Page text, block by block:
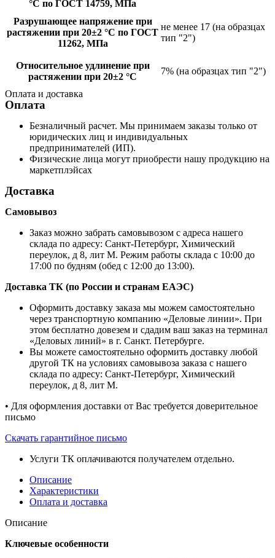
°C по ГОСТ 14759, МПа
Разрушающее напряжение при
растяжении при 20±2 °C по ГОСТ
11262, МПа
не менее 17 (на образцах
тип "2")
Относительное удлинение при
растяжении при 20±2 °C
7% (на образцах тип "2")
Оплата и доставка
Оплата
Безналичный расчет. Мы принимаем заказы только от
юридических лиц и индивидуальных
предпринимателей (ИП).
Физические лица могут приобрести нашу продукцию на
маркетплэйсах
Доставка
Самовывоз
Заказ можно забрать самовывозом с адреса нашего
склада по адресу: Санкт-Петербург, Химический
переулок, д 8, лит М. Режим работы склада с 10:00 до
17:00 по будням (обед с 12:00 до 13:00).
Доставка ТК (по России и странам ЕАЭС)
Оформить доставку заказа мы можем самостоятельно
через транспортную компанию «Деловые линии». При
этом бесплатно довезем и сдадим ваш заказ на терминал
«Деловых линий» в г. Санкт. Петербурге.
Вы можете самостоятельно оформить доставку любой
другой ТК на условиях самовывоза заказа с нашего
склада по адресу: Санкт-Петербург, Химический
переулок, д 8, лит М.
• Для оформления доставки от Вас требуется доверительное
письмо
Скачать гарантийное письмо
Услуги ТК оплачиваются получателем отдельно.
Описание
Характеристики
Оплата и доставка
Описание
Ключевые особенности